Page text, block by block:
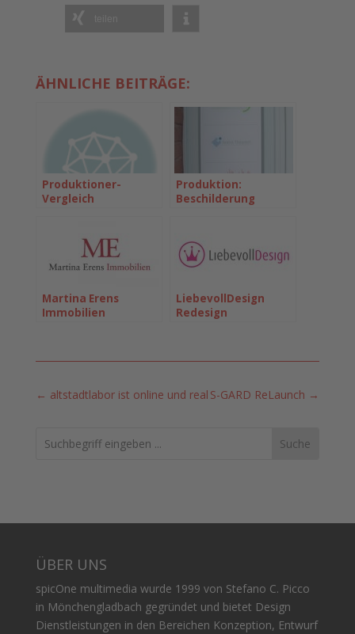
ÄHNLICHE BEITRÄGE:
Produktioner-
Vergleich
Produktion:
Beschilderung
Martina Erens
Immobilien
LiebevollDesign
Redesign
← altstadtlabor ist online und real S-GARD ReLaunch →
Search
ÜBER UNS
spicOne multimedia wurde 1999 von Stefano C. Picco
in Mönchengladbach gegründet und bietet Design
Dienstleistungen in den Bereichen Konzeption, Entwurf